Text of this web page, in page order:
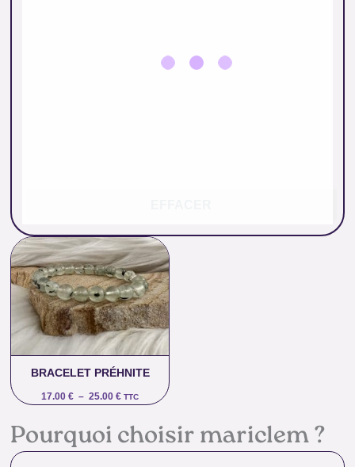
BRACELET PRÉHNITE
17.00€ – 25.00€
Plage
de
prix :
17.00 €
à
25.00 €
TTC
Pourquoi choisir mariclem ?